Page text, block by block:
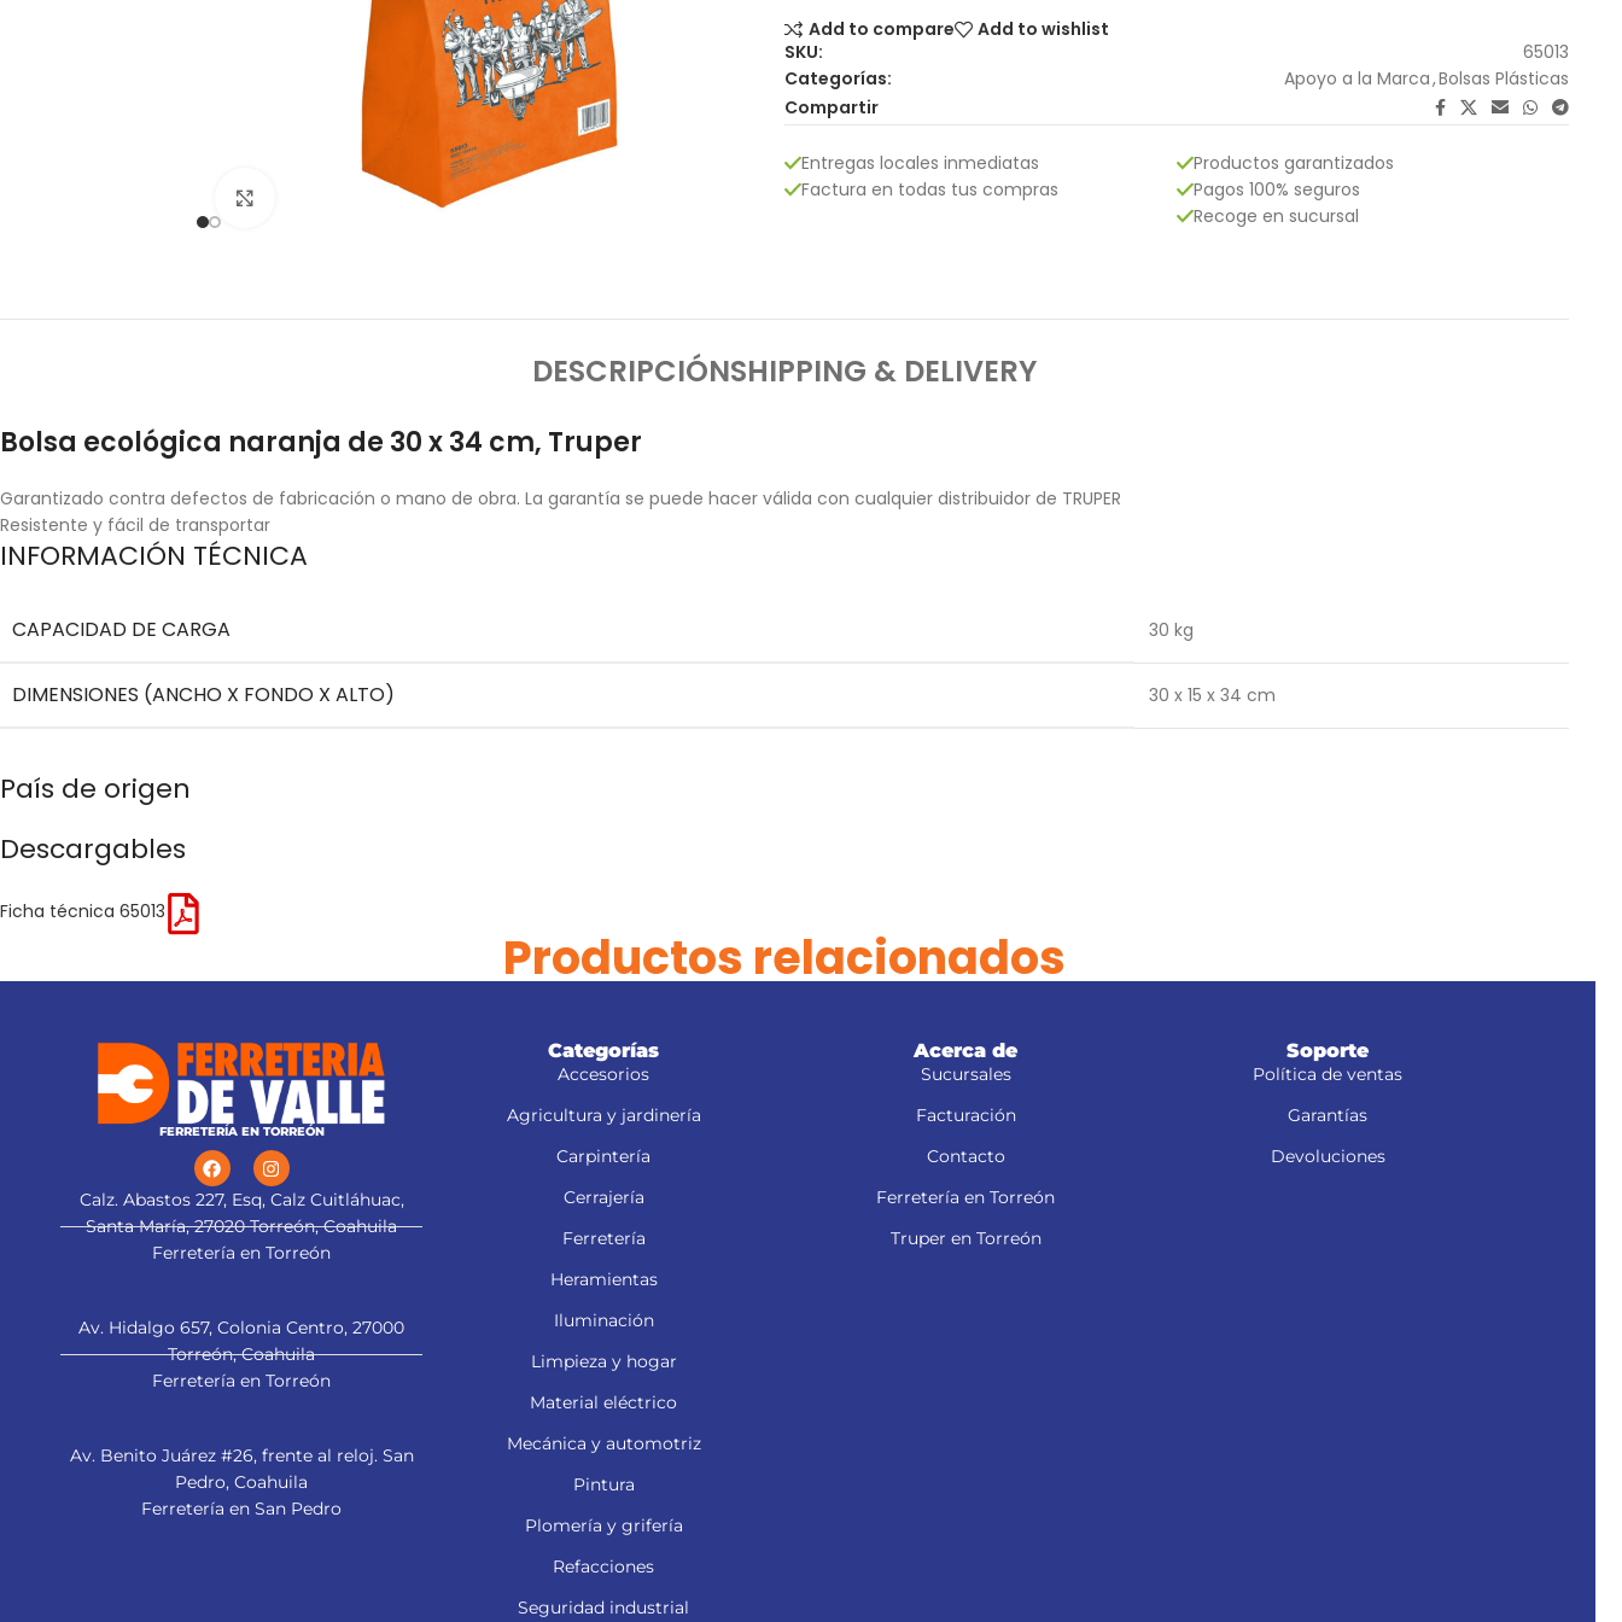
Click to enlarge
Add to compare
Add to wishlist
SKU:
65013
Categorías:
Apoyo a la Marca,Bolsas Plásticas
Compartir
Entregas locales inmediatas
Factura en todas tus compras
Productos garantizados
Pagos 100% seguros
Recoge en sucursal
DESCRIPCIÓNSHIPPING & DELIVERY
Bolsa ecológica naranja de 30 x 34 cm, Truper
Garantizado contra defectos de fabricación o mano de obra. La garantía se puede hacer válida con cualquier distribuidor de TRUPER
Resistente y fácil de transportar
INFORMACIÓN TÉCNICA
CAPACIDAD DE CARGA 30 kg
DIMENSIONES (ANCHO X FONDO X ALTO) 30 x 15 x 34 cm
País de origen
Descargables
Ficha técnica 65013
Productos relacionados
FERRETERÍA EN TORREÓN
Calz. Abastos 227, Esq, Calz Cuitláhuac,
Santa María, 27020 Torreón, Coahuila
Ferretería en Torreón
Av. Hidalgo 657, Colonia Centro, 27000
Torreón, Coahuila
Ferretería en Torreón
Av. Benito Juárez #26, frente al reloj. San
Pedro, Coahuila
Ferretería en San Pedro
Categorías
Accesorios
Agricultura y jardinería
Carpintería
Cerrajería
Ferretería
Heramientas
Iluminación
Limpieza y hogar
Material eléctrico
Mecánica y automotriz
Pintura
Plomería y grifería
Refacciones
Seguridad industrial
Acerca de
Sucursales
Facturación
Contacto
Ferretería en Torreón
Truper en Torreón
Soporte
Política de ventas
Garantías
Devoluciones